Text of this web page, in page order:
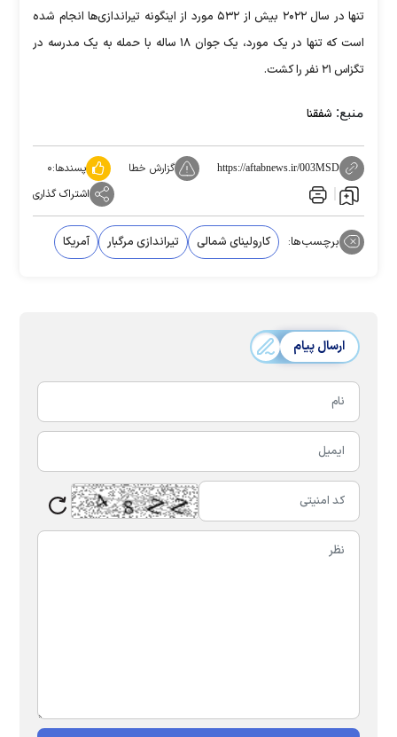
تنها در سال ۲۰۲۲ بیش از ۵۳۲ مورد از اینگونه تیراندازی‌ها انجام شده
است که تنها در یک مورد، یک جوان ۱۸ ساله با حمله به یک مدرسه در
تگزاس ۲۱ نفر را کشت.
منبع: شفقنا
https://aftabnews.ir/003MSD گزارش خطا پسندها:۰
اشتراک گذاری
برچسب‌ها: کارولینای شمالی تیراندازی مرگبار آمریکا
ارسال پیام